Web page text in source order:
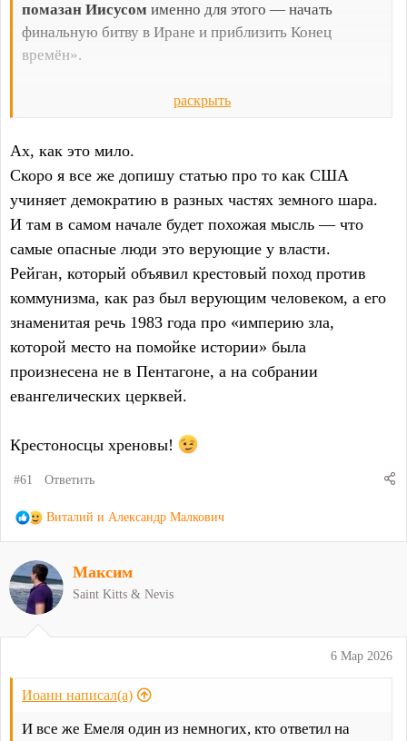
помазан Иисусом именно для этого — начать
финальную битву в Иране и приблизить Конец
времён».
Это не сценарий религиозного фанфика. Это
христианин) направил в
(MRFF) — организацию, которая уже 20+
раскрыть
Ах, как это мило.
Скоро я все же допишу статью про то как США
учиняет демократию в разных частях земного шара.
И там в самом начале будет похожая мысль — что
самые опасные люди это верующие у власти.
Рейган, который объявил крестовый поход против
коммунизма, как раз был верующим человеком, а его
знаменитая речь 1983 года про «империю зла,
которой место на помойке истории» была
произнесена не в Пентагоне, а на собрании
евангелических церквей.
Крестоносцы хреновы!
#61 Ответить
Р
к
ц
и
Виталий и Александр Малкович
6 Мар 2026
Иоанн написал(а)
И все же Емеля один из немногих, кто ответил на
Максим
Saint Kitts & Nevis